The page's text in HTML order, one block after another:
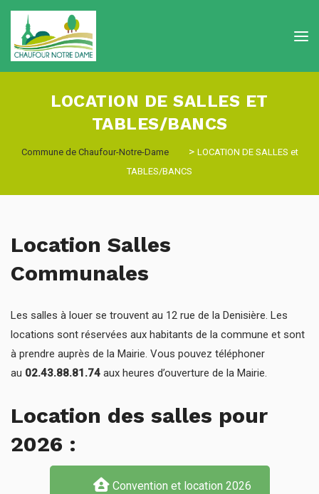
LOCATION DE SALLES ET
TABLES/BANCS
Commune de Chaufour-Notre-Dame > LOCATION DE SALLES et
TABLES/BANCS
Location Salles
Communales
Les salles à louer se trouvent au 12 rue de la Denisière. Les
locations sont réservées aux habitants de la commune et sont
à prendre auprès de la Mairie. Vous pouvez téléphoner
au 02.43.88.81.74 aux heures d’ouverture de la Mairie.
Location des salles pour
2026 :
Convention et location 2026